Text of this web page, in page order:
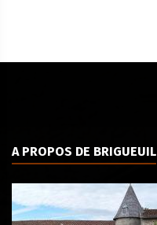
A PROPOS DE BRIGUEUIL